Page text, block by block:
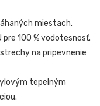
miestach.
100 % vodotesnosť.
na pripevnenie
tepelným